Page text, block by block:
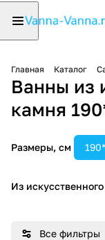
Главная Каталог
Ванны из
камня
Размеры, см
Из
Все фильтры